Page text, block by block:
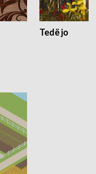
Tedë jo